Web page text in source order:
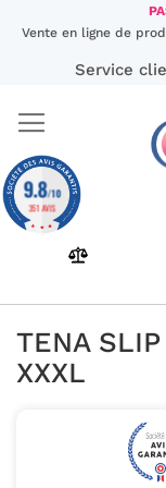
Vente en ligne de
Service
TENA
XXXL
9.8/10
351 AVIS